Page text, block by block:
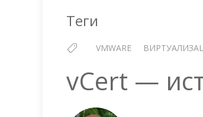
Теги
VMWARE
vCert —